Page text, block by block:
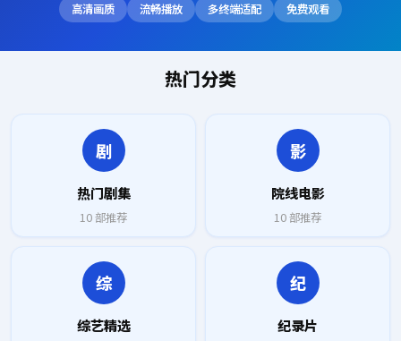
高清画质 流畅播放 多终端适配 免费观看
热门分类
剧
热门剧集
10部推荐
影
院线电影
10部推荐
综
综艺精选
纪
纪录片